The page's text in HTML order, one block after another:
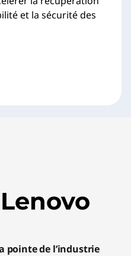
et la sécurité des
pointe de l’industrie